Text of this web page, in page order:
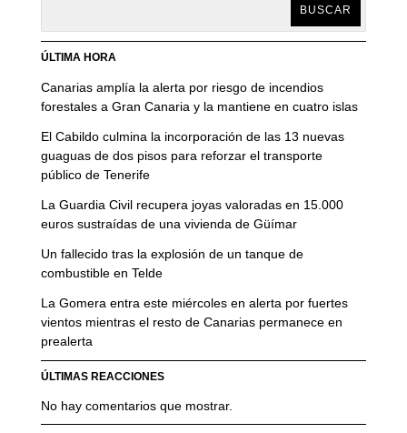
BUSCAR
ÚLTIMA HORA
Canarias amplía la alerta por riesgo de incendios
forestales a Gran Canaria y la mantiene en cuatro islas
El Cabildo culmina la incorporación de las 13 nuevas
guaguas de dos pisos para reforzar el transporte
público de Tenerife
La Guardia Civil recupera joyas valoradas en 15.000
euros sustraídas de una vivienda de Güímar
Un fallecido tras la explosión de un tanque de
combustible en Telde
La Gomera entra este miércoles en alerta por fuertes
vientos mientras el resto de Canarias permanece en
prealerta
ÚLTIMAS REACCIONES
No hay comentarios que mostrar.